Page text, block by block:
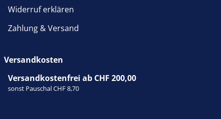
Widerruf erklären
Zahlung & Versand
Versandkosten
Versandkostenfrei ab CHF 200,00
sonst Pauschal CHF 8,70